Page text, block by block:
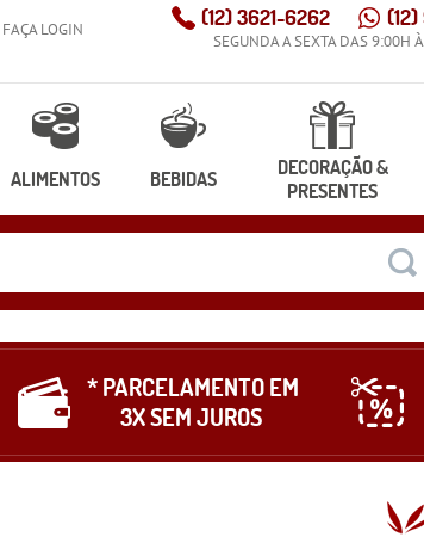
FAÇA LOGIN (12)3621-6262 (12)
SEGUNDA A SEXTA DAS 9:00H
ALIMENTOS BEBIDAS
DECORAÇÃO &
PRESENTES
* PARCELAMENTO EM
3X SEM JUROS